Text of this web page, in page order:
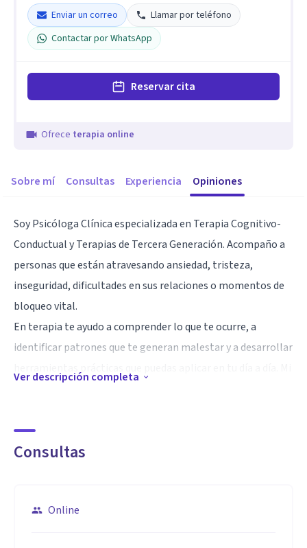
Enviar un correo
Llamar por teléfono
Contactar por WhatsApp
Reservar cita
Ofrece terapia online
Sobre mí Consultas Experiencia Opiniones
Soy Psicóloga Clínica especializada en Terapia Cognitivo-
Conductual y Terapias de Tercera Generación. Acompaño a
personas que están atravesando ansiedad, tristeza,
inseguridad, dificultades en sus relaciones o momentos de
bloqueo vital.
En terapia te ayudo a comprender lo que te ocurre, a
identificar patrones que te generan malestar y a desarrollar
bienestar emocional.
Ofrezco un espacio seguro, cercano y libre de juicios, donde
mi compromiso es acompañarte con empatía,
Ver descripción completa
Consultas
Online